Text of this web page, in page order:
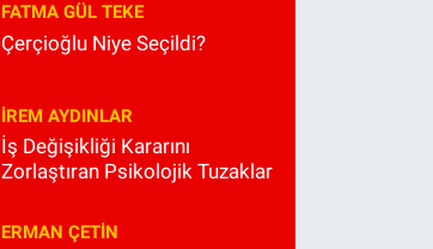
FATMA GÜL TEKE
Çerçioğlu Niye Seçildi?
İREM AYDINLAR
İş Değişikliği Kararını
Zorlaştıran Psikolojik Tuzaklar
ERMAN ÇETIN